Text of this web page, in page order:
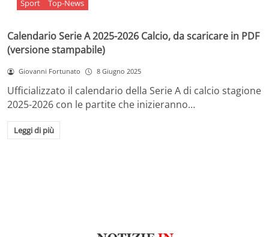
Sport Top-News
Calendario Serie A 2025-2026 Calcio, da scaricare in PDF
(versione stampabile)
Giovanni Fortunato 8 Giugno 2025
Ufficializzato il calendario della Serie A di calcio stagione
2025-2026 con le partite che inizieranno…
Leggi di più